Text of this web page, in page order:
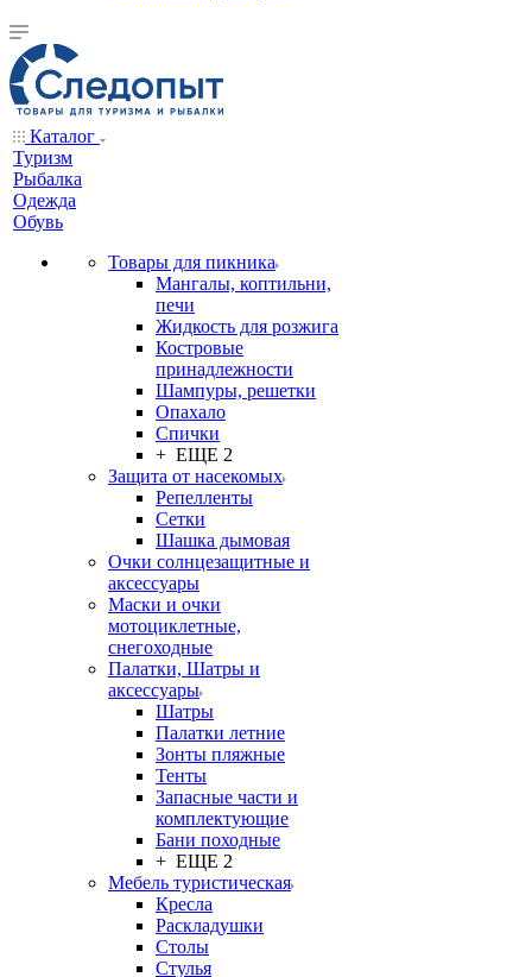
Каталог
Туризм
Рыбалка
Одежда
Обувь
Товары для пикника
Мангалы, коптильни,
печи
Жидкость для розжига
Костровые
принадлежности
Шампуры, решетки
Опахало
Спички
+ ЕЩЕ 2
Защита от насекомых
Репелленты
Сетки
Шашка дымовая
Очки солнцезащитные и
аксессуары
Маски и очки
мотоциклетные,
снегоходные
Палатки, Шатры и
аксессуары
Шатры
Палатки летние
Зонты пляжные
Тенты
Запасные части и
комплектующие
Бани походные
+ ЕЩЕ 2
Мебель туристическая
Кресла
Раскладушки
Столы
Стулья